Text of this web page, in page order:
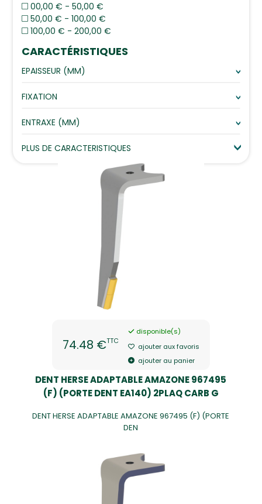
00,00 € - 50,00 €
50,00 € - 100,00 €
100,00 € - 200,00 €
CARACTÉRISTIQUES
EPAISSEUR (MM)
FIXATION
ENTRAXE (MM)
PLUS DE CARACTERISTIQUES
74.48 €TTC
disponible(s)
ajouter aux favoris
ajouter au panier
DENT HERSE ADAPTABLE AMAZONE 967495
(F) (PORTE DENT EA140) 2PLAQ CARB G
DENT HERSE ADAPTABLE AMAZONE 967495 (F) (PORTE
DEN